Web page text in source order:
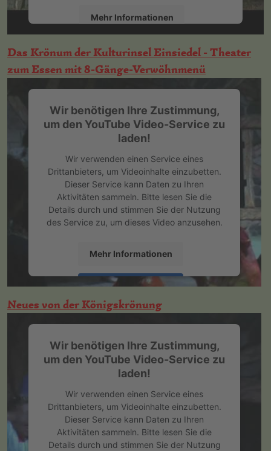
Mehr Informationen
Akzeptieren
powered byUsercentrics Consent
Das Krönum der Kulturinsel Einsiedel - Theater
zum Essen mit 8-Gänge-Verwöhnmenü
Wir benötigen Ihre Zustimmung,
um den YouTube Video-Service zu
laden!
Wir verwenden einen Service eines
Drittanbieters, um Videoinhalte einzubetten.
Dieser Service kann Daten zu Ihren
Aktivitäten sammeln. Bitte lesen Sie die
Details durch und stimmen Sie der Nutzung
des Service zu, um dieses Video anzusehen.
Mehr Informationen
Akzeptieren
powered byUsercentrics Consent
Neues von der Königskrönung
Wir benötigen Ihre Zustimmung,
um den YouTube Video-Service zu
laden!
Wir verwenden einen Service eines
Drittanbieters, um Videoinhalte einzubetten.
Dieser Service kann Daten zu Ihren
Aktivitäten sammeln. Bitte lesen Sie die
Details durch und stimmen Sie der Nutzung